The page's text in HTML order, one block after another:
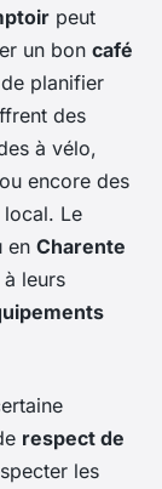
peut
un bon café
planifier
des
à vélo,
encore des
local. Le
en Charente
leurs
respect de
les